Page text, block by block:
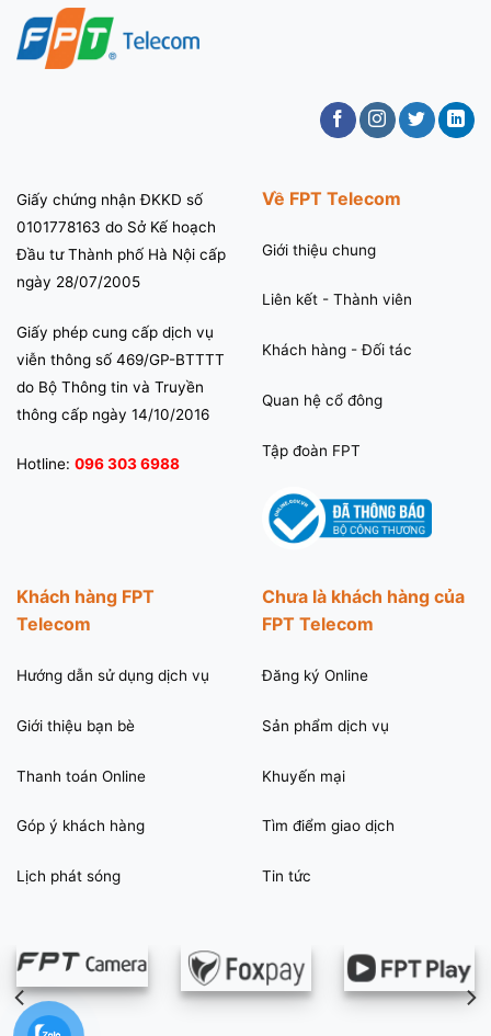
Giấy chứng nhận ĐKKD số
0101778163 do Sở Kế hoạch
Đầu tư Thành phố Hà Nội cấp
ngày 28/07/2005
Giấy phép cung cấp dịch vụ
viễn thông số 469/GP-BTTTT
do Bộ Thông tin và Truyền
thông cấp ngày 14/10/2016
Hotline: 096 303 6988
Về FPT Telecom
Giới thiệu chung
Liên kết - Thành viên
Khách hàng - Đối tác
Quan hệ cổ đông
Tập đoàn FPT
Khách hàng FPT
Telecom
Hướng dẫn sử dụng dịch vụ
Giới thiệu bạn bè
Thanh toán Online
Góp ý khách hàng
Lịch phát sóng
Chưa là khách hàng của
FPT Telecom
Đăng ký Online
Sản phẩm dịch vụ
Khuyến mại
Tìm điểm giao dịch
Tin tức